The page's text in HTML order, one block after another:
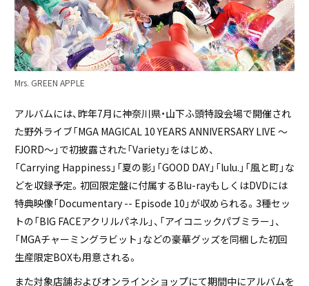
Mrs. GREEN APPLE
アルバムには、昨年7月に神奈川県・山下ふ頭特設会場で開催され
た野外ライブ「MGA MAGICAL 10 YEARS ANNIVERSARY LIVE ～
FJORD～」で初披露された「Variety」をはじめ、
「Carrying Happiness」「夏の影」「GOOD DAY」「lulu.」「風と町」な
どを収録予定。初回限定盤に付属するBlu-rayもしくはDVDには
特典映像「Documentary -- Episode 10」が収められる。3種セッ
トの「BIG FACEアクリルパネル」、「アイコニックパブミラー」、
「MGAチャーミングラビット」などの豪華グッズを同梱した初回
生産限定BOXも用意される。
また対象店舗およびオンラインショップにて期間中にアルバムを